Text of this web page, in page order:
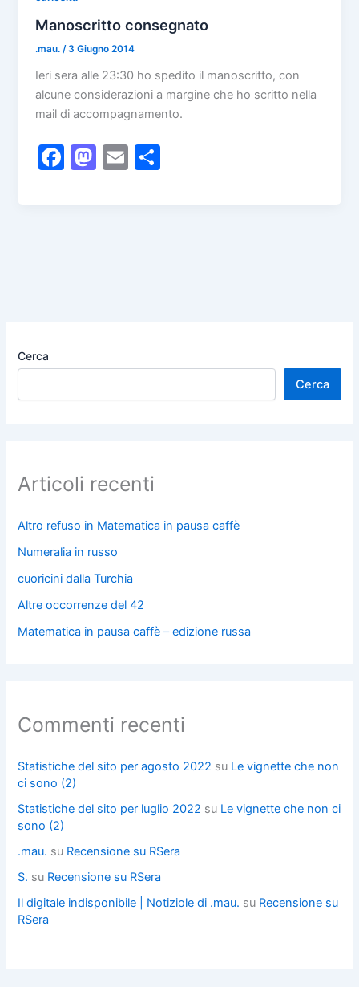
o
o
k
o
n
di
Manoscritto consegnato
.mau./3 Giugno 2014
Ieri sera alle 23:30 ho spedito il manoscritto, con
alcune considerazioni a margine che ho scritto nella
mail di accompagnamento.
F
M E
Cerca
Cerca
Articoli recenti
Altro refuso in Matematica in pausa caffè
Numeralia in russo
cuoricini dalla Turchia
Altre occorrenze del 42
Matematica in pausa caffè – edizione russa
Commenti recenti
Statistiche del sito per agosto 2022 su Le vignette che non
ci sono (2)
Statistiche del sito per luglio 2022 su Le vignette che non ci
sono (2)
.mau. su Recensione su RSera
S. su Recensione su RSera
Il digitale indisponibile | Notiziole di .mau. su Recensione su
RSera